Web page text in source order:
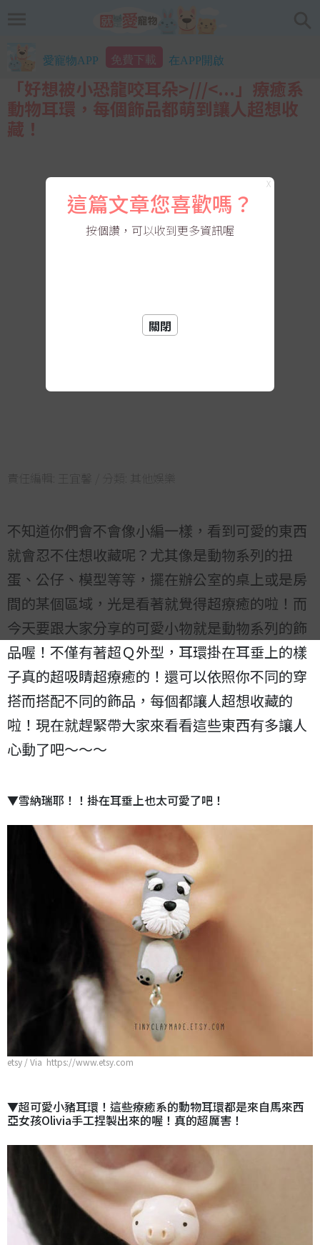
愛寵物APP 免費下載 在APP開啟
「好想被小恐龍咬耳朵>///<...」療癒系
動物耳環，每個飾品都萌到讓人超想收
藏！
責任編輯: 王宜馨 / 分類: 其他娛樂
不知道你們會不會像小編一樣，看到可愛的東西
就會忍不住想收藏呢？尤其像是動物系列的扭
蛋、公仔、模型等等，擺在辦公室的桌上或是房
間的某個區域，光是看著就覺得超療癒的啦！而
今天要跟大家分享的可愛小物就是動物系列的飾
品喔！不僅有著超Ｑ外型，耳環掛在耳垂上的樣
子真的超吸睛超療癒的！還可以依照你不同的穿
搭而搭配不同的飾品，每個都讓人超想收藏的
啦！現在就趕緊帶大家來看看這些東西有多讓人
心動了吧～～～
▼雪納瑞耶！！掛在耳垂上也太可愛了吧！
etsy / Via https://www.etsy.com
▼超可愛小豬耳環！這些療癒系的動物耳環都是來自馬來西
亞女孩Olivia手工捏製出來的喔！真的超厲害！
X
這篇文章您喜歡嗎？
按個讚，可以收到更多資訊喔
關閉